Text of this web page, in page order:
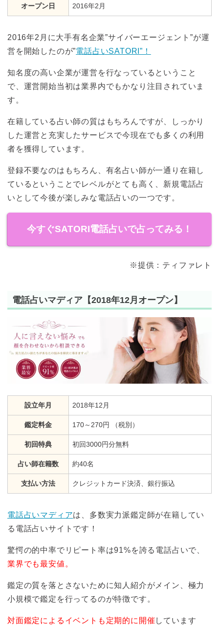
オープン日 2016年2月
2016年2月に大手有名企業”サイバーエージェント”が運
営を開始したのが”電話占いSATORI”！
知名度の高い企業が運営を行なっているということ
で、運営開始当初は業界内でもかなり注目されていま
す。
在籍している占い師の質はもちろんですが、しっかり
した運営と充実したサービスで今現在でも多くの利用
者を獲得しています。
登録不要なのはもちろん、有名占い師が一通り在籍し
ているということでレベルがとても高く、新規電話占
いとして今後が楽しみな電話占いの一つです。
今すぐSATORI電話占いで占ってみる！
※提供：ティファレト
電話占いマディア【2018年12月オープン】
設立年月 2018年12月
鑑定料金 170～270円 （税別）
初回特典 初回3000円分無料
占い師在籍数 約40名
支払い方法 クレジットカード決済、銀行振込
電話占いマディアは、多数実力派鑑定師が在籍してい
る電話占いサイトです！
驚愕の的中率でリピート率は91%を誇る電話占いで、
業界でも最安値。
鑑定の質を落とさないために知人紹介がメイン、極力
小規模で鑑定を行ってるのが特徴です。
対面鑑定によるイベントも定期的に開催 しています